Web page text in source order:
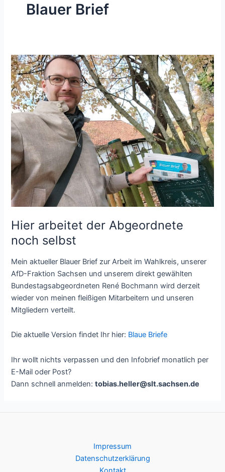
Blauer Brief
Hier arbeitet der Abgeordnete
noch selbst
Mein aktueller Blauer Brief zur Arbeit im Wahlkreis, unserer
AfD-Fraktion Sachsen und unserem direkt gewählten
Bundestagsabgeordneten René Bochmann wird derzeit
wieder von meinen fleißigen Mitarbeitern und unseren
Mitgliedern verteilt.
Die aktuelle Version findet Ihr hier: Blaue Briefe
Ihr wollt nichts verpassen und den Infobrief monatlich per
E-Mail oder Post?
Dann schnell anmelden:tobias.heller@slt.sachsen.de
Impressum
Datenschutzerklärung